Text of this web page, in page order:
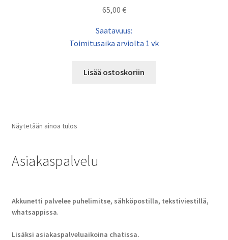
65,00 €
Saatavuus:
Toimitusaika arviolta 1 vk
Lisää ostoskoriin
Näytetään ainoa tulos
Asiakaspalvelu
Akkunetti palvelee puhelimitse, sähköpostilla, tekstiviestillä,
whatsappissa.
Lisäksi asiakaspalveluaikoina chatissa.